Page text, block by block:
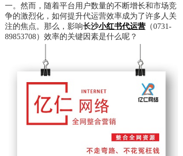
一。然而，随着平台用户数量的不断增长和市场竞
争的激烈化，如何提升代运营效率成为了许多人关
注的焦点。那么，影响长沙小红书代运营 （0731-
89853708）效率的关键因素是什么呢？